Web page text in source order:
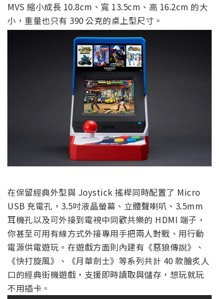
MVS 縮小成長 10.8cm、寬 13.5cm、高 16.2cm 的大
小，重量也只有 390 公克的桌上型尺寸。
在保留經典外型與 Joystick 搖桿同時配置了 Micro
USB 充電孔，3.5吋液晶螢幕、立體聲喇叭、3.5mm
耳機孔以及可外接到電視中同歡共樂的 HDMI 端子，
你甚至可用有線方式外接專用手把兩人對戰、用行動
電源供電遊玩。在遊戲方面則內建有《惡狼傳說》、
《快打旋風》、《月華劍士》等系列共計 40 款膾炙人
口的經典街機遊戲，支援即時讀取與儲存，想玩就玩
不用插卡。